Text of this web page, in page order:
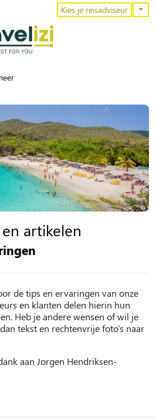
Overslaan en naar de inhoud gaan
Kies je reisadviseur
artikelen
de tips en ervaringen van onze
en klanten delen hierin hun
Heb je andere wensen of wil je
tekst en rechtenvrije foto's naar
aan Jorgen Hendriksen-